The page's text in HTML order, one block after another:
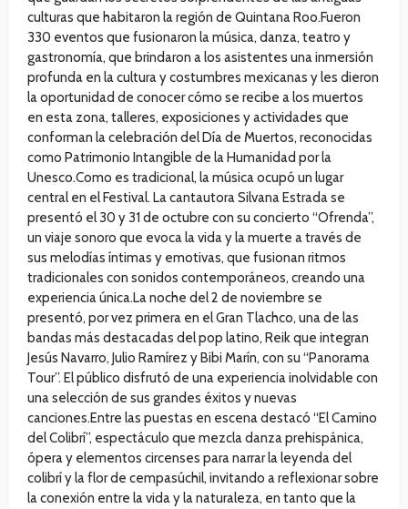
culturas que habitaron la región de Quintana Roo.Fueron
330 eventos que fusionaron la música, danza, teatro y
gastronomía, que brindaron a los asistentes una inmersión
profunda en la cultura y costumbres mexicanas y les dieron
la oportunidad de conocer cómo se recibe a los muertos
en esta zona, talleres, exposiciones y actividades que
conforman la celebración del Día de Muertos, reconocidas
como Patrimonio Intangible de la Humanidad por la
Unesco.Como es tradicional, la música ocupó un lugar
central en el Festival. La cantautora Silvana Estrada se
presentó el 30 y 31 de octubre con su concierto “Ofrenda”,
un viaje sonoro que evoca la vida y la muerte a través de
sus melodías íntimas y emotivas, que fusionan ritmos
tradicionales con sonidos contemporáneos, creando una
experiencia única.La noche del 2 de noviembre se
presentó, por vez primera en el Gran Tlachco, una de las
bandas más destacadas del pop latino, Reik que integran
Jesús Navarro, Julio Ramírez y Bibi Marín, con su “Panorama
Tour”. El público disfrutó de una experiencia inolvidable con
una selección de sus grandes éxitos y nuevas
canciones.Entre las puestas en escena destacó “El Camino
del Colibrí”, espectáculo que mezcla danza prehispánica,
ópera y elementos circenses para narrar la leyenda del
colibrí y la flor de cempasúchil, invitando a reflexionar sobre
la conexión entre la vida y la naturaleza, en tanto que la